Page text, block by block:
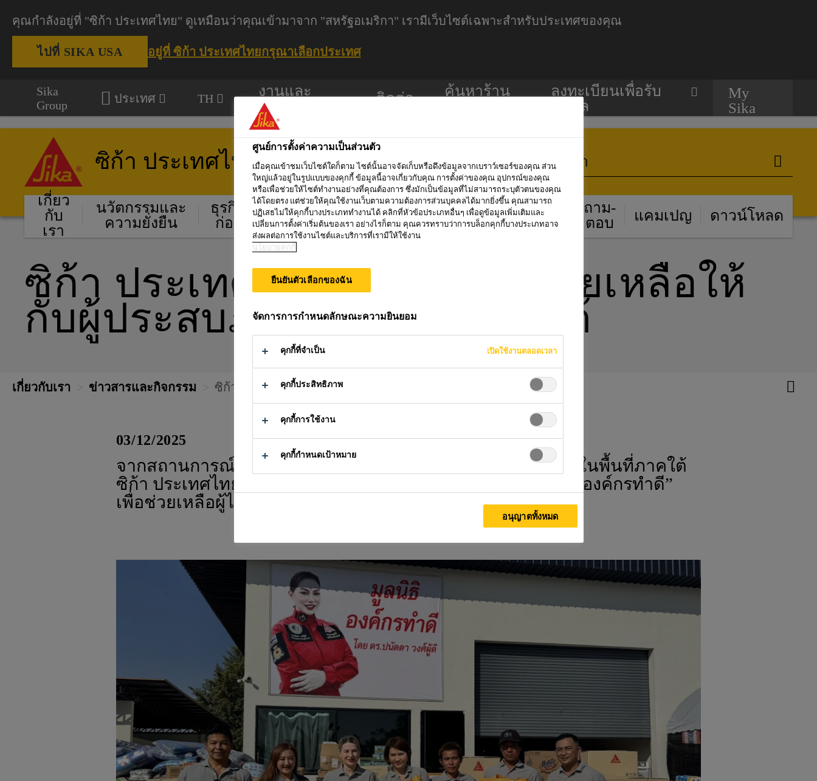
คุณกำลังอยู่ที่ "ซิก้า ประเทศไทย" ดูเหมือนว่าคุณเข้ามาจาก "สหรัฐอเมริกา" เรามีเว็บไซต์เฉพาะสำหรับประเทศของคุณ
ไปที่ SIKA USA อยู่ที่ ซิก้า ประเทศไทยกรุณาเลือกประเทศ
Sika
Group
ประเทศ TH
งานและ
โอกาส
ติดต่อ
ค้นหาร้าน
ลงทะเบียนเพื่อรับ
ข้อมูล
My
Sika
ซิก้า ประเทศไทย
เกี่ยว
กับ
เรา
นวัตกรรมและ
ความยั่งยืน
ธุรกิจงาน
ก่อสร้าง
ธุรกิจกาว
อุตสาหกรรม
ธุรกิจ
ร้าน
ค้า
โครงการ
อ้างอิง
เรื่อง
น่ารู้
ถาม-
ตอบ
แคมเปญ ดาวน์โหลด
ซิก้า ประเทศไทย มอบความช่วยเหลือให้
กับผู้ประสบภัยน้ำท่วมในภาคใต้
เกี่ยวกับเรา ข่าวสารและกิจกรรม ซิก้า ประเทศไทย มอบความช่วยเหลือให้กับผู้ประสบภัยน้ำท่วมในภาคใต้
03/12/2025
จากสถานการณ์น้ำท่วมครั้งใหญ่ ที่ส่งผลกระทบต่อหลายจังหวัดในพื้นที่ภาคใต้
ซิก้า ประเทศไทย ได้ส่งมอบสิ่งของบรรเทาทุกข์ ผ่านทาง “มูลนิธิองค์กรทำดี”
เพื่อช่วยเหลือผู้ได้รับผลกระทบ
ศูนย์การตั้งค่าความเป็นส่วนตัว
เมื่อคุณเข้าชมเว็บไซต์ใดก็ตาม ไซต์นั้นอาจจัดเก็บหรือดึงข้อมูลจากเบราว์เซอร์ของคุณ ส่วน
ใหญ่แล้วอยู่ในรูปแบบของคุกกี้ ข้อมูลนี้อาจเกี่ยวกับคุณ การตั้งค่าของคุณ อุปกรณ์ของคุณ
หรือเพื่อช่วยให้ไซต์ทำงานอย่างที่คุณต้องการ ซึ่งมักเป็นข้อมูลที่ไม่สามารถระบุตัวตนของคุณ
ได้โดยตรง แต่ช่วยให้คุณใช้งานเว็บตามความต้องการส่วนบุคคลได้มากยิ่งขึ้น คุณสามารถ
ปฏิเสธไม่ให้คุกกี้บางประเภททำงานได้ คลิกที่หัวข้อประเภทอื่นๆ เพื่อดูข้อมูลเพิ่มเติมและ
เปลี่ยนการตั้งค่าเริ่มต้นของเรา อย่างไรก็ตาม คุณควรทราบว่าการบล็อกคุกกี้บางประเภทอาจ
ส่งผลต่อการใช้งานไซต์และบริการที่เรามีให้ใช้งาน
นโยบายคุกกี้
ยืนยันตัวเลือกของฉัน
จัดการการกำหนดลักษณะความยินยอม
คุกกี้ที่จำเป็น เปิดใช้งานตลอดเวลา
คุกกี้ประสิทธิภาพ
คุกกี้การใช้งาน
คุกกี้กำหนดเป้าหมาย
อนุญาตทั้งหมด